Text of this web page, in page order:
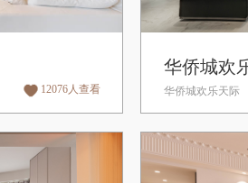
12076人查看 华侨城欢乐天际